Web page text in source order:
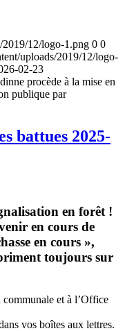
2019/12/logo-1.png 0 0
uploads/2019/12/logo-
02-23
procède à la mise en
publique par
battues 2025-
en forêt !
en cours de
en cours »,
toujours sur
et à l’Office
vos boîtes aux lettres.